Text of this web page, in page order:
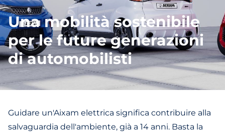
Una mobilità sostenibile
per le future generazioni
di automobilisti
Guidare un'Aixam elettrica significa contribuire alla
salvaguardia dell'ambiente, già a 14 anni. Basta la